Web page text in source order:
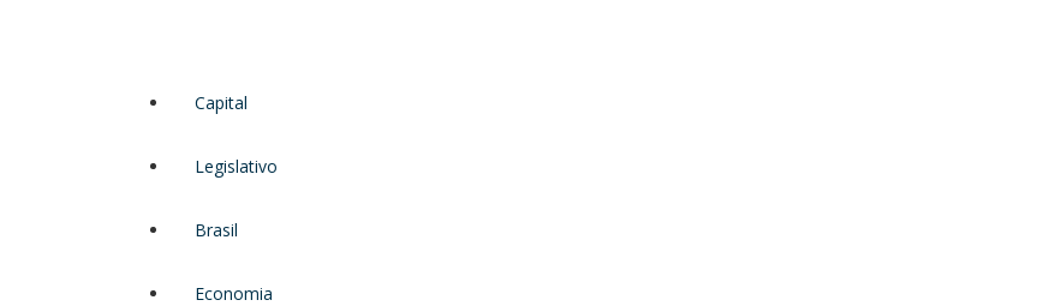
Capital
Legislativo
Brasil
Economia